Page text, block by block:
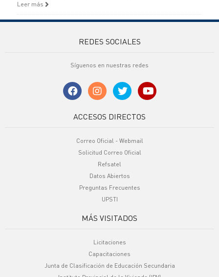
Leer más
REDES SOCIALES
Síguenos en nuestras redes
ACCESOS DIRECTOS
Correo Oficial - Webmail
Solicitud Correo Oficial
Refsatel
Datos Abiertos
Preguntas Frecuentes
UPSTI
MÁS VISITADOS
Licitaciones
Capacitaciones
Junta de Clasificación de Educación Secundaria